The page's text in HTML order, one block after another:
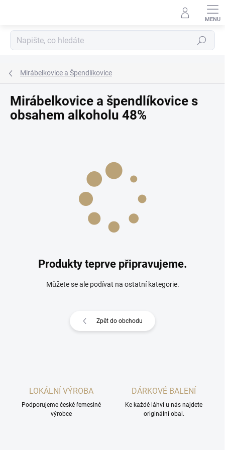
Hledat
Mirábelkovice a Špendlíkovice
Mirábelkovice a špendlíkovice s
obsahem alkoholu 48%
Produkty teprve připravujeme.
Můžete se ale podívat na ostatní kategorie.
Zpět do obchodu
LOKÁLNÍ VÝROBA
Podporujeme české řemeslné
výrobce
DÁRKOVÉ BALENÍ
Ke každé láhvi u nás najdete
originální obal.